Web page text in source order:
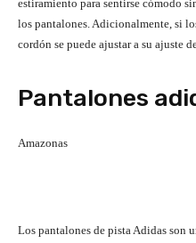
estiramiento para sentirse cómodo
los pantalones. Adicionalmente, si
cordón se puede ajustar a su ajuste
Pantalones
Amazonas
Los pantalones de pista Adidas son